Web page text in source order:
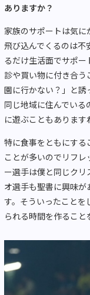
ありますか？
家族のサポートは気に
飛び込んでくるのは不
るだけ生活面でサポ
診や買い物に付き合
園に行かない？」と誘
同じ地域に住んでい
に遊ぶこともあります
特に食事をともにする
ことが多いのでリフ
ー選手は僕と同じク
オ選手も聖書に興味
す。そういったことを
られる時間を作ること